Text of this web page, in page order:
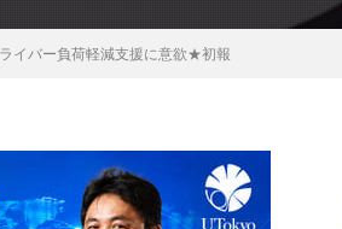
イバー負荷軽減支援に意欲★初報